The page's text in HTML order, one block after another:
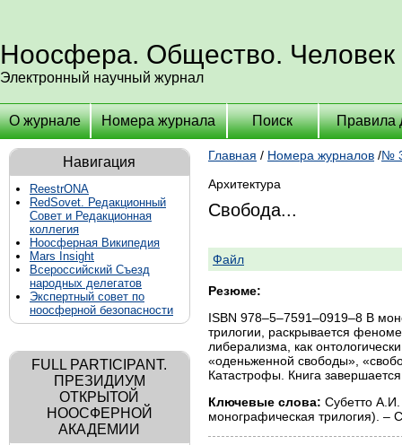
Ноосфера. Общество. Человек
Электронный научный журнал
О журнале Номера журнала Поиск Правила
Навигация
ReestrONA
RedSovet. Редакционный
Совет и Редакционная
коллегия
Ноосферная Википедия
Mars Insight
Всероссийский Съезд
народных делегатов
Экспертный совет по
ноосферной безопасности
FULL PARTICIPANT.
ПРЕЗИДИУМ
ОТКРЫТОЙ
НООСФЕРНОЙ
АКАДЕМИИ
Главная / Номера журналов /№
Архитектура
Свобода...
Файл
Резюме:
ISBN 978–5–7591–0919–8 В
трилогии, раскрывается
либерализма, как
«оденьженной свободы»,
Катастрофы. Книга
Ключевые слова: Субетто
монографическая трилогия).